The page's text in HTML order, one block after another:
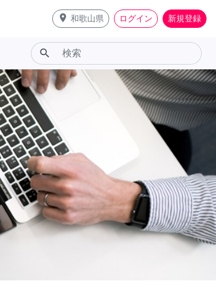
place 和歌山県 ログイン 新規登録
search